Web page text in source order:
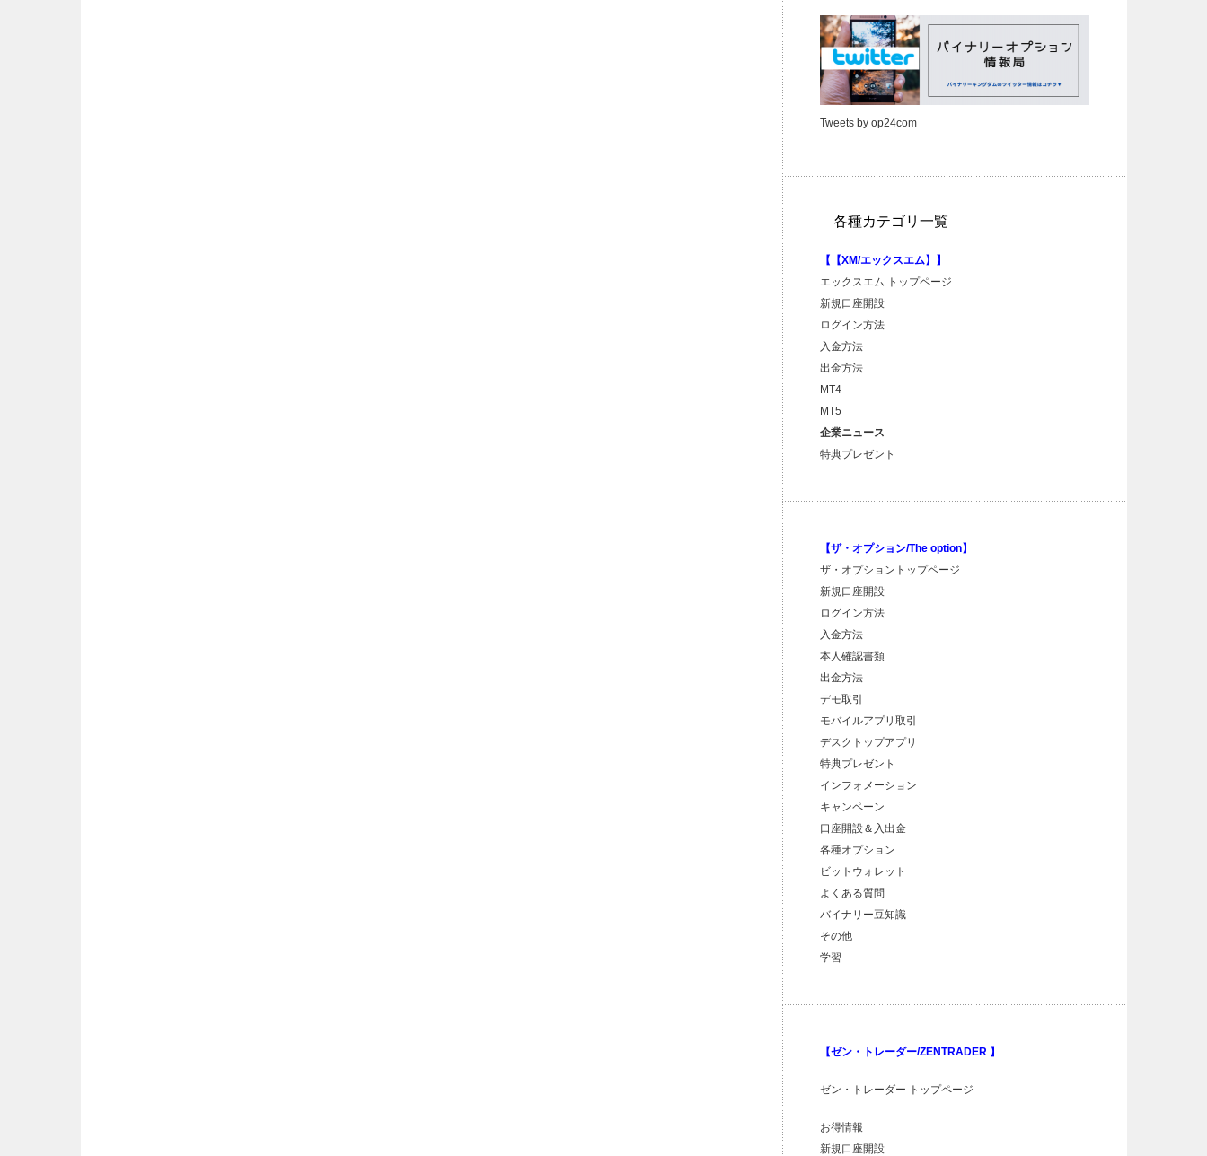
Tweets by op24com
各種カテゴリ一覧
【【XM/エックスエム】】
エックスエム トップページ
新規口座開設
ログイン方法
入金方法
出金方法
MT4
MT5
企業ニュース
特典プレゼント
【ザ・オプション/The option】
ザ・オプショントップページ
新規口座開設
ログイン方法
入金方法
本人確認書類
出金方法
デモ取引
モバイルアプリ取引
デスクトップアプリ
特典プレゼント
インフォメーション
キャンペーン
口座開設＆入出金
各種オプション
ビットウォレット
よくある質問
バイナリー豆知識
その他
学習
【ゼン・トレーダー/ZENTRADER 】
ゼン・トレーダー トップページ
お得情報
新規口座開設